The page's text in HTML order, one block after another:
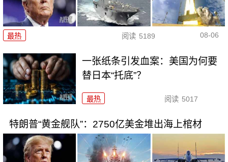
最热 阅读 5189 08-06
一张纸条引发血案：美国为何要
替日本“托底”？
最热 阅读 5017
特朗普“黄金舰队”：2750亿美金堆出海上棺材